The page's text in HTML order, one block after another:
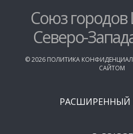
Союз городов
Северо-
©2026 ПОЛИТИКА
САЙТОМ
РАСШИРЕННЫЙ